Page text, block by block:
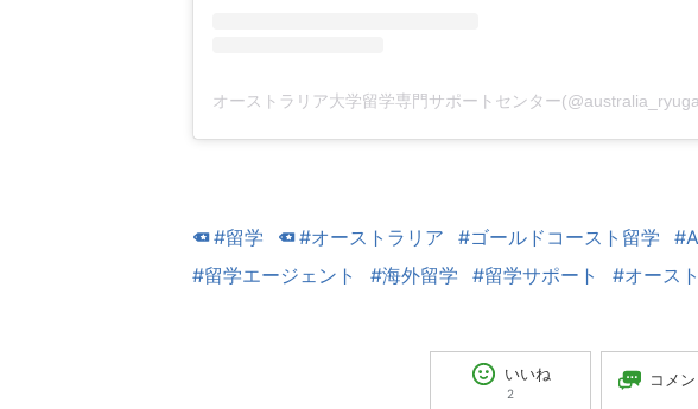
#留学 #オーストラリア #ゴールドコースト留学
#留学エージェント
#海外留学 #留学サポート #オース
いいね
2
コメ